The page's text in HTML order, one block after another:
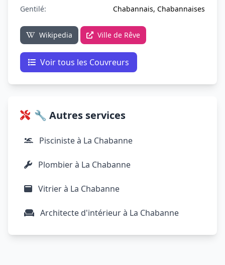
Gentilé:
Chabannais, Chabannaises
Wikipedia Ville de Rêve
Voir tous les Couvreurs
🔧 Autres services
Pisciniste à La Chabanne
Plombier à La Chabanne
Vitrier à La Chabanne
Architecte d'intérieur à La Chabanne